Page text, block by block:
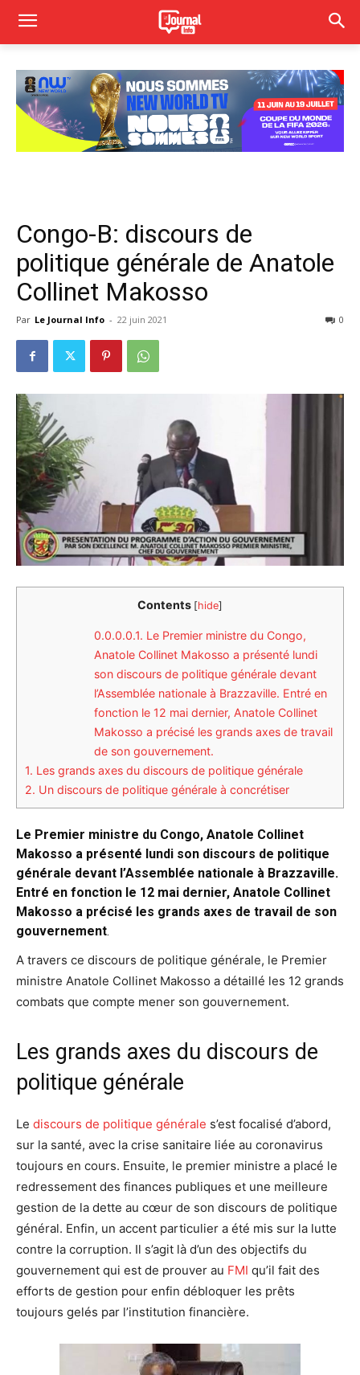
Congo-B: discours de
politique générale de Anatole
Collinet Makosso
Par Le Journal Info - 22 juin 2021 0
Contents [hide]
0.0.0.0.1. Le Premier ministre du Congo,
Anatole Collinet Makosso a présenté lundi
son discours de politique générale devant
l’Assemblée nationale à Brazzaville. Entré en
fonction le 12 mai dernier, Anatole Collinet
Makosso a précisé les grands axes de travail
de son gouvernement.
1. Les grands axes du discours de politique générale
2. Un discours de politique générale à concrétiser
Le Premier ministre du Congo, Anatole Collinet
Makosso a présenté lundi son discours de politique
générale devant l’Assemblée nationale à Brazzaville.
Entré en fonction le 12 mai dernier, Anatole Collinet
Makosso a précisé les grands axes de travail de son
gouvernement.
A travers ce discours de politique générale, le Premier
ministre Anatole Collinet Makosso a détaillé les 12 grands
combats que compte mener son gouvernement.
Les grands axes du discours de
politique générale
Le discours de politique générale s’est focalisé d’abord,
sur la santé, avec la crise sanitaire liée au coronavirus
toujours en cours. Ensuite, le premier ministre a placé le
redressement des finances publiques et une meilleure
gestion de la dette au cœur de son discours de politique
général. Enfin, un accent particulier a été mis sur la lutte
contre la corruption. Il s’agit là d’un des objectifs du
gouvernement qui est de prouver au FMI qu’il fait des
efforts de gestion pour enfin débloquer les prêts
toujours gelés par l’institution financière.